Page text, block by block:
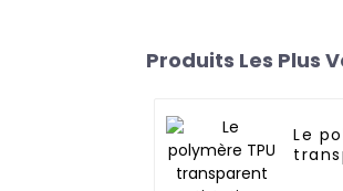
Produits Les Plus
Le